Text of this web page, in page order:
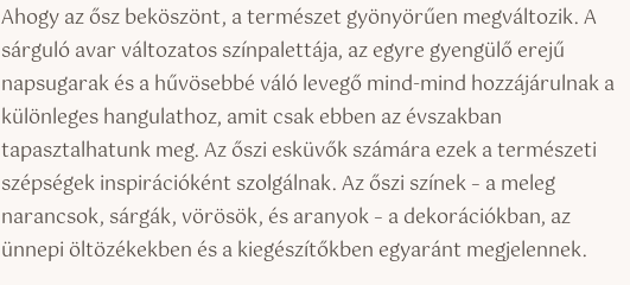
Ahogy az ősz beköszönt, a természet gyönyörűen megváltozik. A
sárguló avar változatos színpalettája, az egyre gyengülő erejű
napsugarak és a hűvösebbé váló levegő mind-mind hozzájárulnak a
különleges hangulathoz, amit csak ebben az évszakban
tapasztalhatunk meg. Az őszi esküvők számára ezek a természeti
szépségek inspirációként szolgálnak. Az őszi színek – a meleg
narancsok, sárgák, vörösök, és aranyok – a dekorációkban, az
ünnepi öltözékekben és a kiegészítőkben egyaránt megjelennek.